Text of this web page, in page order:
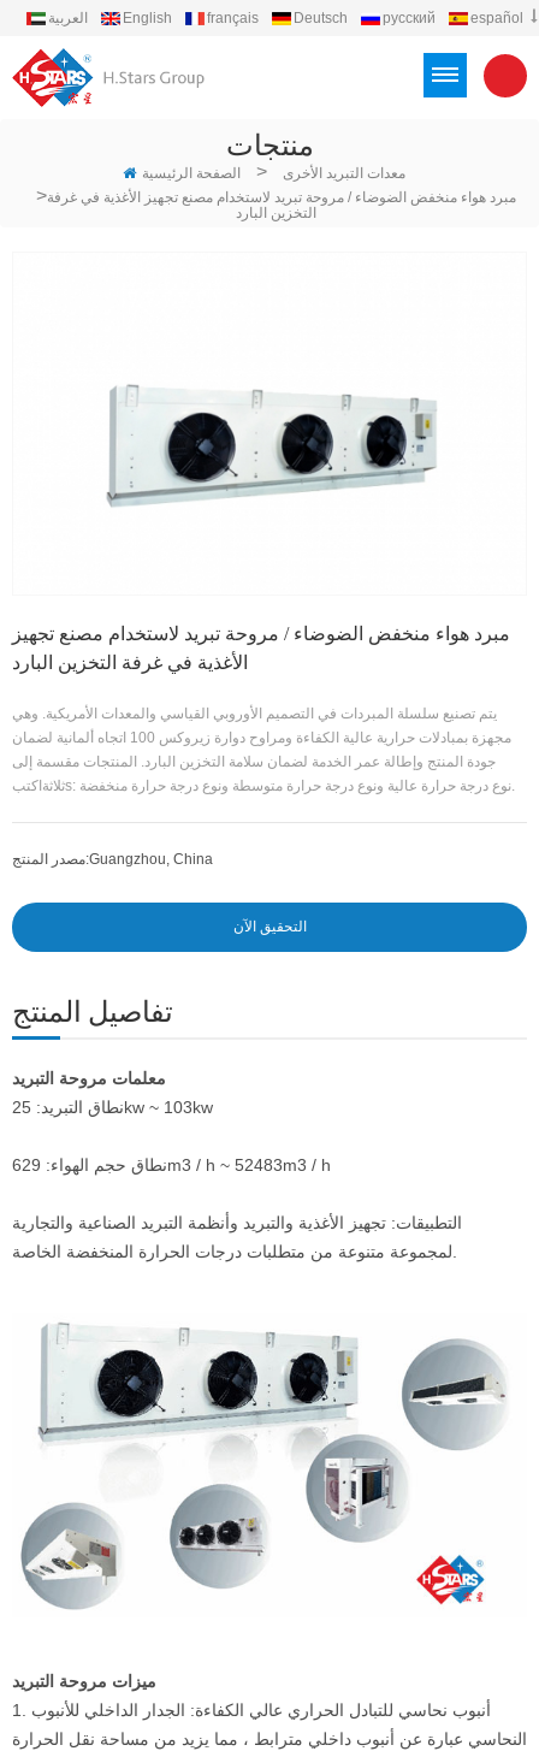
العربية English français Deutsch русский
español
منتجات
الصفحة الرئيسية > معدات التبريد الأخرى
>مبرد هواء منخفض الضوضاء / مروحة تبريد لاستخدام مصنع تجهيز الأغذية في غرفة
التخزين البارد
مبرد هواء منخفض الضوضاء / مروحة تبريد لاستخدام مصنع تجهيز
الأغذية في غرفة التخزين البارد
يتم تصنيع سلسلة المبردات في التصميم الأوروبي القياسي والمعدات الأمريكية. وهي
مجهزة بمبادلات حرارية عالية الكفاءة ومراوح دوارة زيروكس 100 اتجاه ألمانية لضمان
جودة المنتج وإطالة عمر الخدمة لضمان سلامة التخزين البارد. المنتجات مقسمة إلى
ثلاثة اكتب s: نوع درجة حرارة عالية ونوع درجة حرارة متوسطة ونوع درجة حرارة منخفضة.
مصدر المنتج:Guangzhou, China
التحقيق الآن
تفاصيل المنتج
معلمات مروحة التبريد
نطاق التبريد: 25kw ~ 103kw
نطاق حجم الهواء: 629m3 / h ~ 52483m3 / h
التطبيقات: تجهيز الأغذية والتبريد وأنظمة التبريد الصناعية والتجارية
ميزات مروحة التبريد
1. أنبوب نحاسي للتبادل الحراري عالي الكفاءة: الجدار الداخلي للأنبوب
النحاسي عبارة عن أنبوب داخلي مترابط ، مما يزيد من مساحة نقل الحرارة